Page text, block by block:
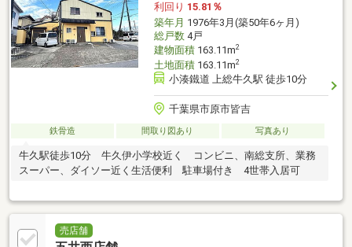
利回り 15.81％
築年月 1976年3月(築50年6ヶ月)
総戸数4戸
建物面積163.11m2
土地面積163.11m2
小湊鐵道 上総牛久駅 徒歩10分
千葉県市原市皆吉
鉄骨造 間取り図あり 写真あり
牛久駅徒歩10分 牛久伊小学校近く コンビニ、南総支所、業務
スーパー、ダイソー近く生活便利 駐車場付き 4世帯入居可
売店舗